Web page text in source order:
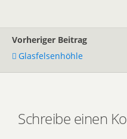
Vorheriger Beitrag
Glasfelsenhöhle
Schreibe einen